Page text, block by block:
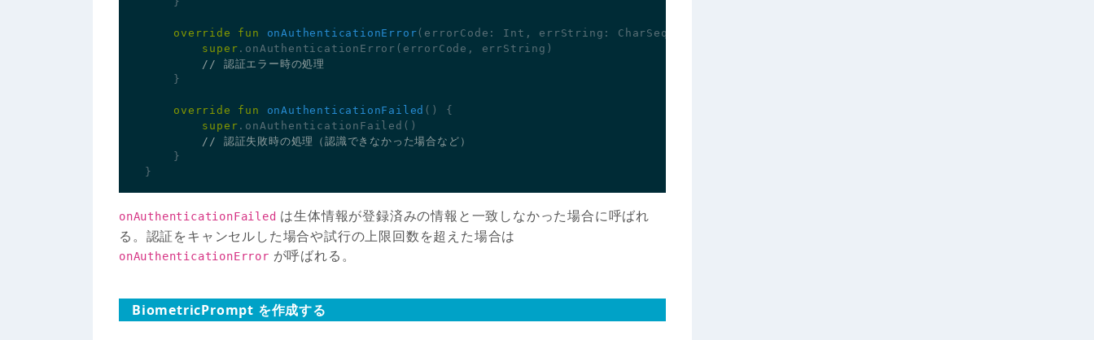
override fun onAuthenticationError ( errorCode : Int , errString : CharSequence
super . onAuthenticationError ( errorCode , errString )
}
override fun onAuthenticationFailed ()
{
super . onAuthenticationFailed ()
}
}
onAuthenticationFailed は生体情報が登録済みの情報と一致しなかった場合に呼ばれ
る。認証をキャンセルした場合や試行の上限回数を超えた場合は
onAuthenticationError が呼ばれる。
BiometricPrompt を作成する